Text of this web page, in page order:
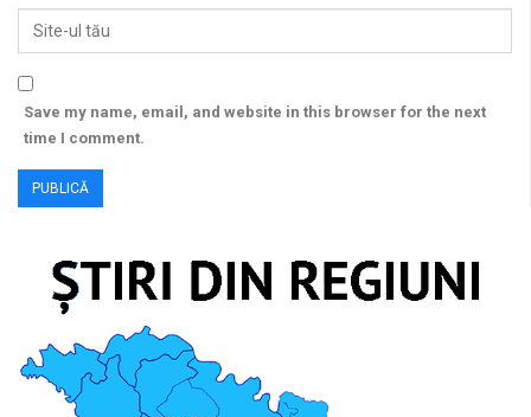
Save my name, email, and website in this browser for the next
time I comment.